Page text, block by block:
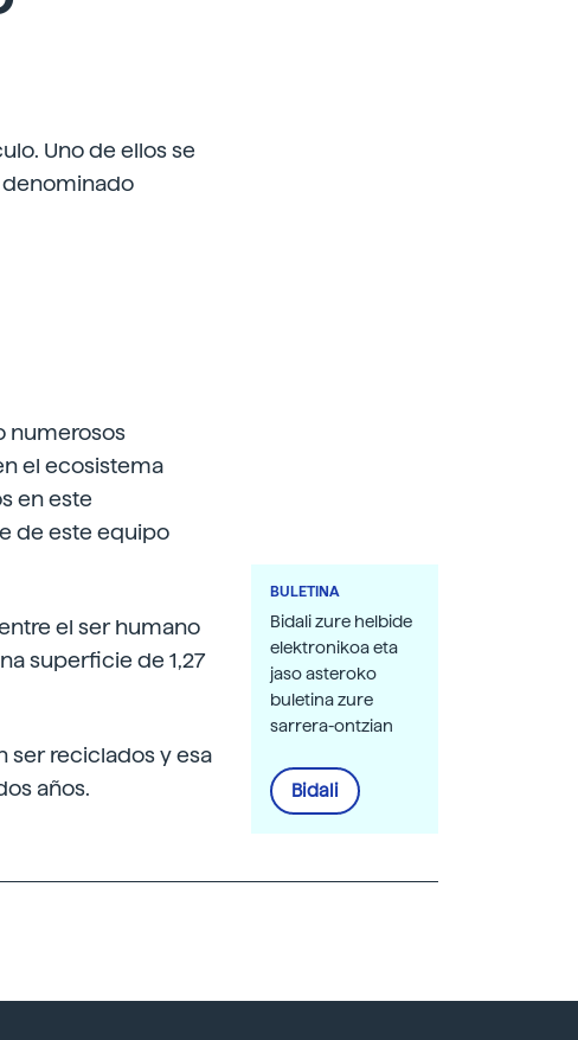
Uno de ellos se
denominado
numerosos
el ecosistema
en este
de este equipo
el ser humano
superficie de 1,27
ser reciclados y esa
años.
BULETINA
Bidali zure helbide
elektronikoa eta
jaso asteroko
buletina zure
sarrera-ontzian
Bidali